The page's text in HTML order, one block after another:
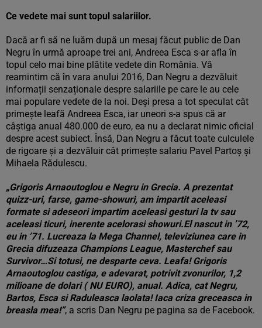
Ce vedete mai sunt topul salariilor.
Dacă ar fi să ne luăm după un mesaj făcut public de Dan
Negru în urmă aproape trei ani, Andreea Esca s-ar afla în
topul celo mai bine plătite vedete din România. Vă
reamintim că în vara anului 2016, Dan Negru a dezvăluit
informații senzaționale despre salariile pe care le au cele
mai populare vedete de la noi. Deși presa a tot speculat cât
primește leafă Andreea Esca, iar uneori s-a spus că ar
câștiga anual 480.000 de euro, ea nu a declarat nimic oficial
despre acest subiect. Însă, Dan Negru a făcut toate culculele
de rigoare și a dezvăluir cât primește salariu Pavel Partoș și
Mihaela Rădulescu.
„Grigoris Arnaoutoglou e Negru in Grecia. A prezentat
quizz-uri, farse, game-showuri, am impartit aceleasi
formate si adeseori impartim aceleasi gesturi la tv sau
aceleasi ticuri, inerente acelorasi showuri.El nascut in ’72,
eu in ’71. Lucreaza la Mega Channel, televiziunea care in
Grecia difuzeaza Champions League, Masterchef sau
Survivor…Si totusi, ne desparte ceva. Leafa! Grigoris
Arnaoutoglou castiga, e adevarat, potrivit zvonurilor, 1,2
milioane de dolari ( NU EURO), anual. Adica, cat Negru,
Bartos, Esca si Raduleasca laolata! Iaca criza greceasca in
breasla mea!”, a scris Dan Negru pe pagina sa de Facebook.